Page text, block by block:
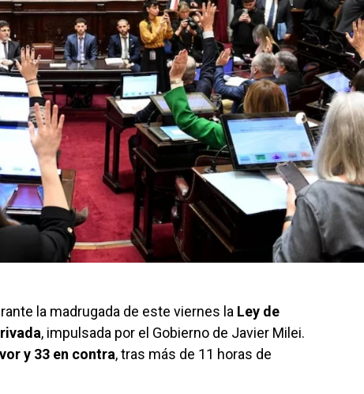
la madrugada de este viernes la Ley de
, impulsada por el Gobierno de Javier Milei.
y 33 en contra, tras más de 11 horas de